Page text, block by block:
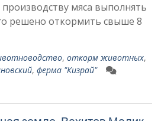
мяса выпол­нять
решено откор­мить свыше 8
, откорм животных,
, ферма "Кизрай"